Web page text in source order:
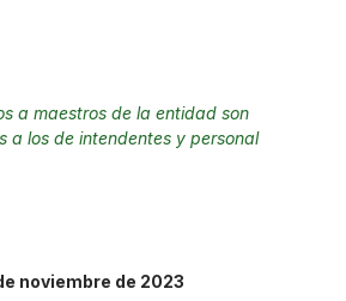
a maestros de la entidad son
a los de intendentes y personal
noviembre de 2023